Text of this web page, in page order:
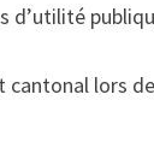
d’utilité
cantonal lors